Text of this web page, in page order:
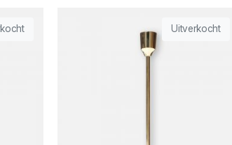
Uitverkocht